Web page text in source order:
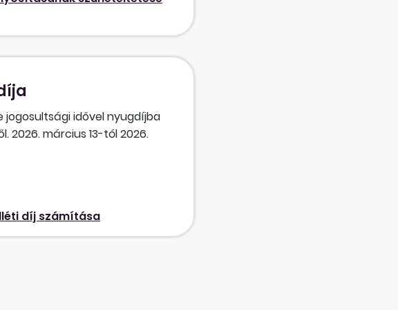
jogosultsági idővel nyugdíjba
2026. március 13-tól 2026.
pótlékát tartalmazza-e,
díj számítása